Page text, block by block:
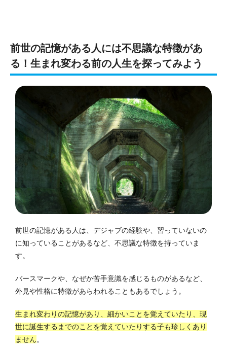
前世の記憶がある人には不思議な特徴があ
る！生まれ変わる前の人生を探ってみよう
前世の記憶がある人は、デジャブの経験や、習っていないの
に知っていることがあるなど、不思議な特徴を持っていま
す。
バースマークや、なぜか苦手意識を感じるものがあるなど、
外見や性格に特徴があらわれることもあるでしょう。
生まれ変わりの記憶があり、細かいことを覚えていたり、現
世に誕生するまでのことを覚えていたりする子も珍しくあり
ません。